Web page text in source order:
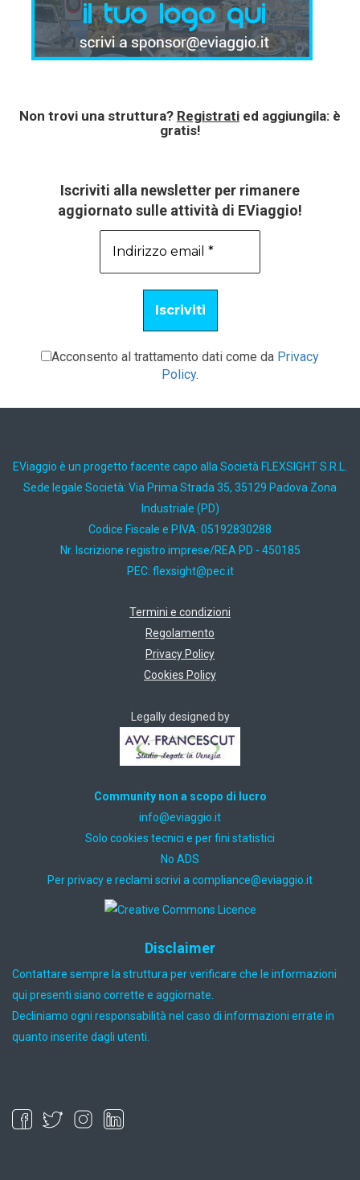
Non trovi una struttura? Registrati ed aggiungila: è
gratis!
Iscriviti alla newsletter per rimanere
aggiornato sulle attività di EViaggio!
Acconsento al trattamento dati come da Privacy
Policy.
EViaggio è un progetto facente capo alla Società FLEXSIGHT S.R.L.
Sede legale Società: Via Prima Strada 35, 35129 Padova Zona
Industriale (PD)
Codice Fiscale e P.IVA: 05192830288
Nr. Iscrizione registro imprese/REA PD - 450185
PEC: ti.cep@thgisxelf
Termini e condizioni
Regolamento
Privacy Policy
Cookies Policy
Legally designed by
Community non a scopo di lucro
ti.oiggaive@ofni
Solo cookies tecnici e per fini statistici
No ADS
Per privacy e reclami scrivi a ti.oiggaive@ecnailpmoc
Disclaimer
Contattare sempre la struttura per verificare che le informazioni
qui presenti siano corrette e aggiornate.
Decliniamo ogni responsabilità nel caso di informazioni errate in
quanto inserite dagli utenti.